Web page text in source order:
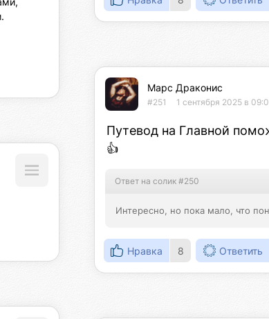
Марс Драконис
#251 1 сентября 2025 в
Путевод на Главной
👍
Ответ на солик #250
Интересно, но пока мало, что
Нравка 8 Ответить